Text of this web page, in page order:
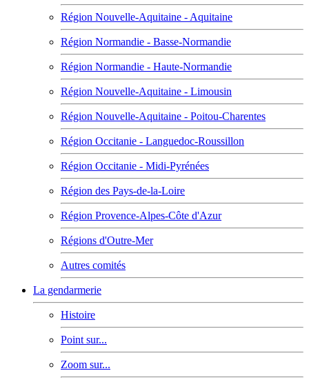
Région Nouvelle-Aquitaine - Aquitaine
Région Normandie - Basse-Normandie
Région Normandie - Haute-Normandie
Région Nouvelle-Aquitaine - Limousin
Région Nouvelle-Aquitaine - Poitou-Charentes
Région Occitanie - Languedoc-Roussillon
Région Occitanie - Midi-Pyrénées
Région des Pays-de-la-Loire
Région Provence-Alpes-Côte d'Azur
Régions d'Outre-Mer
Autres comités
La gendarmerie
Histoire
Point sur...
Zoom sur...